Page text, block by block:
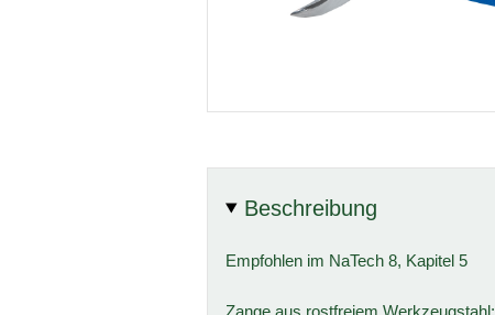
Beschreibung
Empfohlen im NaTech 8, Kapitel 5
Zange aus rostfreiem Werkzeugstahl: